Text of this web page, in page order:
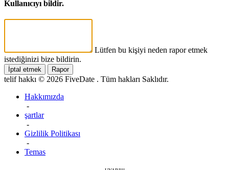
Kullanıcıyı bildir.
Lütfen bu kişiyi neden rapor etmek
istediğinizi bize bildirin.
İptal etmek Rapor
telif hakkı © 2026 FiveDate . Tüm hakları Saklıdır.
Hakkımızda
-
şartlar
-
Gizlilik Politikası
-
Temas